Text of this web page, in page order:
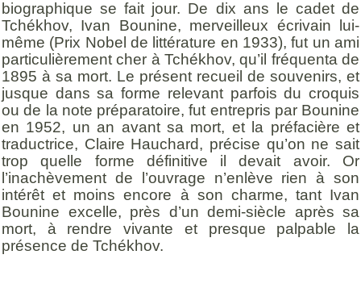
biographique se fait jour. De dix ans le cadet de
Tchékhov, Ivan Bounine, merveilleux écrivain lui-
même (Prix Nobel de littérature en 1933), fut un ami
particulièrement cher à Tchékhov, qu’il fréquenta de
1895 à sa mort. Le présent recueil de souvenirs, et
jusque dans sa forme relevant parfois du croquis
ou de la note préparatoire, fut entrepris par Bounine
en 1952, un an avant sa mort, et la préfacière et
traductrice, Claire Hauchard, précise qu’on ne sait
trop quelle forme définitive il devait avoir. Or
l’inachèvement de l’ouvrage n’enlève rien à son
intérêt et moins encore à son charme, tant Ivan
Bounine excelle, près d’un demi-siècle après sa
mort, à rendre vivante et presque palpable la
présence de Tchékhov.